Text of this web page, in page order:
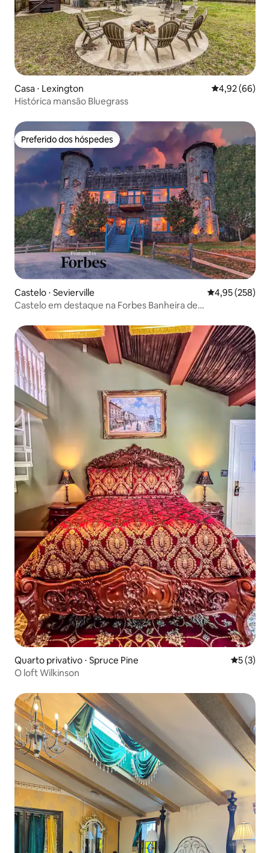
Casa ⋅ Lexington 4,92 de uma
4,92 (66)
Histórica mansão Bluegrass
Preferido dos hóspedes
Preferido dos hóspedes
Castelo ⋅ Sevierville 4,95 de uma
4,95 (258)
Castelo em destaque na Forbes Banheira de
Quarto privativo ⋅ Spruce Pine 5 de
5 (3)
O loft Wilkinson